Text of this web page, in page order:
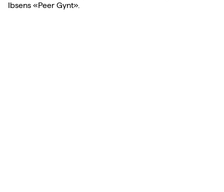
Ibsens «Peer Gynt».